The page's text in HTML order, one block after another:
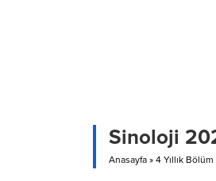
Sinoloji
Anasayfa » 4 Yıllık